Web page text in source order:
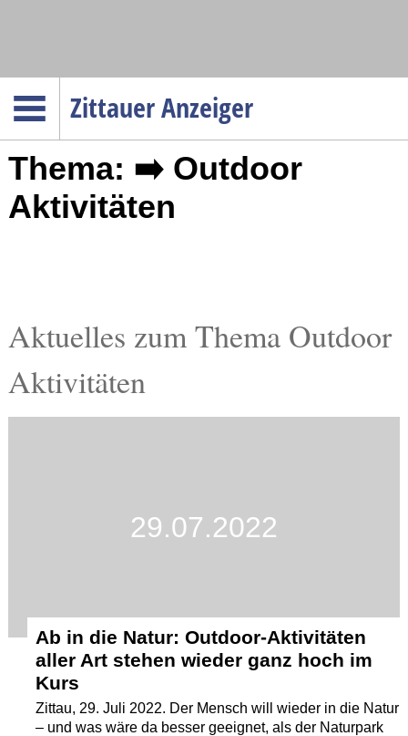
Zittauer Anzeiger
Menüpunkte
Startseite
Gesellschaft
Gesundheit
Kultur
Thema: ➡️ Outdoor
Aktivitäten
Aktuelles zum Thema Outdoor
Aktivitäten
29.07.2022
Ab in die Natur: Outdoor-Aktivitäten
aller Art stehen wieder ganz hoch im
Kurs
Zittau, 29. Juli 2022. Der Mensch will wieder in die Natur
– und was wäre da besser geeignet, als der Naturpark